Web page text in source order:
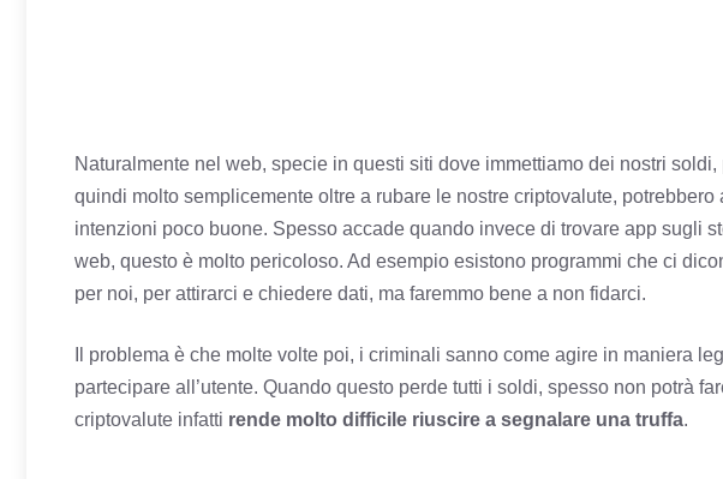
Naturalmente nel web, specie in questi siti dove immettiamo dei nostri
quindi molto semplicemente oltre a rubare le nostre criptovalute,
intenzioni poco buone. Spesso accade quando invece di trovare app sugli
web, questo è molto pericoloso. Ad esempio esistono programmi che ci
per noi, per attirarci e chiedere dati, ma faremmo bene a non fidarci.
Il problema è che molte volte poi, i criminali sanno come agire in maniera
partecipare all’utente. Quando questo perde tutti i soldi, spesso non potrà
criptovalute infatti rende molto difficile riuscire a segnalare una truffa.